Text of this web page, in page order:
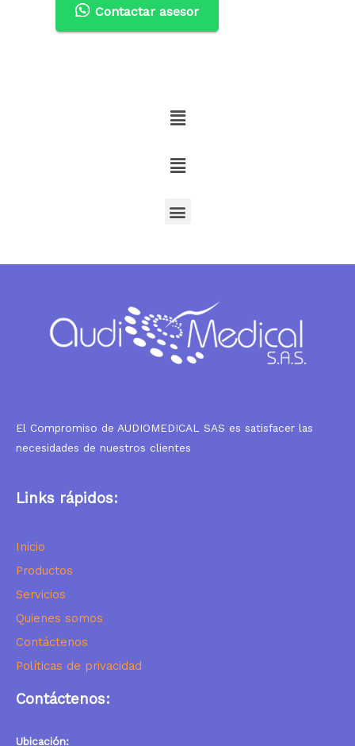
Contactar asesor
El Compromiso de AUDIOMEDICAL SAS es satisfacer las
necesidades de nuestros clientes
Links rápidos:
Inicio
Productos
Servicios
Quienes somos
Contáctenos
Políticas de privacidad
Contáctenos:
Ubicación: